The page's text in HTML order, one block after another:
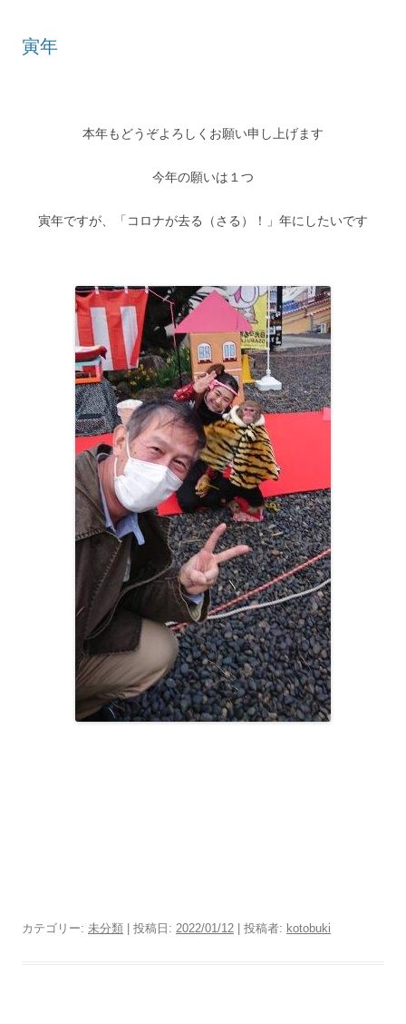
寅年
本年もどうぞよろしくお願い申し上げます
今年の願いは１つ
寅年ですが、「コロナが去る（さる）！」年にしたいです
カテゴリー: 未分類 | 投稿日: 2022/01/12 投稿者: kotobuki